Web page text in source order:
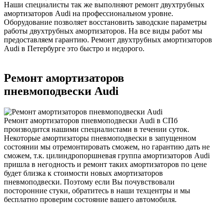
Наши специалисты так же выполняют ремонт двухтрубных
амортизаторов Audi на профессиональном уровне.
Оборудование позволяет восстановить заводские параметры
работы двухтрубных амортизаторов. На все виды работ мы
предоставляем гарантию. Ремонт двухтрубных амортизаторов
Audi в Петербурге это быстро и недорого.
Ремонт амортизаторов
пневмоподвески Audi
Ремонт амортизаторов пневмоподвески Audi в СПб
производится нашими специалистами в течении суток.
Некоторые амортизаторы пневмоподвески в запущенном
состоянии мы отремонтировать сможем, но гарантию дать не
сможем, т.к. цилиндропоршневая группа амортизаторов Audi
пришла в негодность и ремонт таких амортизаторов по цене
будет близка к стоимости новых амортизаторов
пневмоподвески. Поэтому если Вы почувствовали
посторонние стуки, обратитесь в наши техцентры и мы
бесплатно проверим состояние вашего автомобиля.